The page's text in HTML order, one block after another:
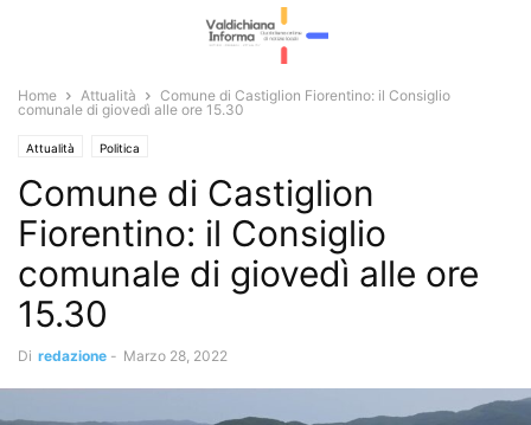
Home Attualità
Comune di Castiglion Fiorentino: il Consiglio
comunale di giovedì alle ore 15.30
Attualità Politica
Comune di Castiglion
Fiorentino: il Consiglio
comunale di giovedì alle ore
15.30
Di redazione - Marzo 28, 2022